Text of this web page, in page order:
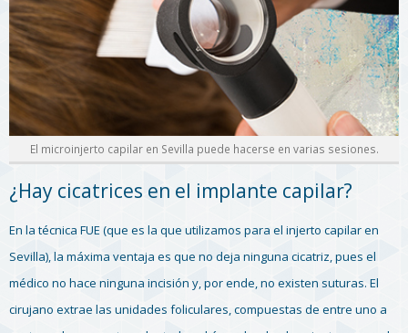
El microinjerto capilar en Sevilla puede hacerse en varias sesiones.
¿Hay cicatrices en el implante capilar?
En la técnica FUE (que es la que utilizamos para el injerto capilar en
Sevilla), la máxima ventaja es que no deja ninguna cicatriz, pues el
médico no hace ninguna incisión y, por ende, no existen suturas. El
cirujano extrae las unidades foliculares, compuestas de entre uno a